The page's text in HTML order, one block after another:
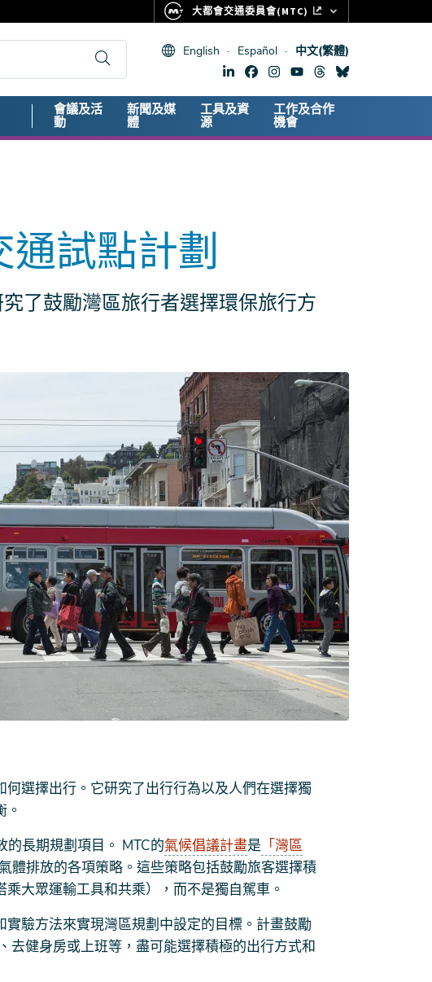
English Español 中文(繁體)
Secondary
Nav
會議及活
動
新聞及媒
體
工具及資
源
工作及合作
機會
試點計劃
了鼓勵灣區旅行者選擇環保旅行方
選擇出行。它研究了出行行為以及人們在選擇獨
的長期規劃項目。 MTC的氣候倡議計畫是 「灣區
體排放的各項策略。這些策略包括鼓勵旅客選擇積
大眾運輸工具和共乘），而不是獨自駕車。
驗方法來實現灣區規劃中設定的目標。計畫鼓勵
去健身房或上班等，盡可能選擇積極的出行方式和
大都會交通委員會(MTC)
CLIPPER CARD
生命體徵